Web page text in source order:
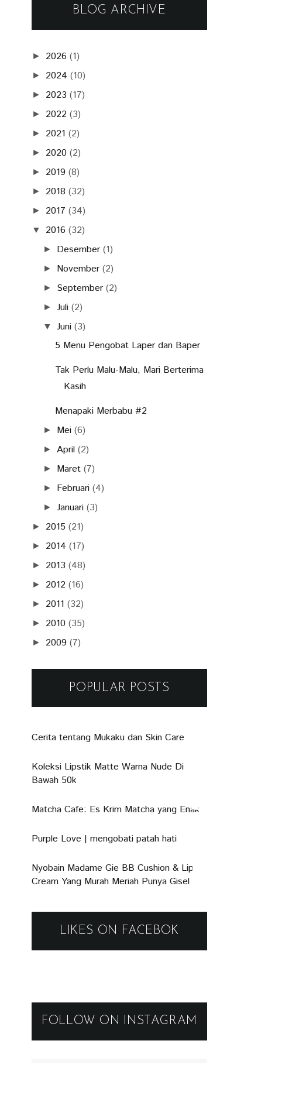
BLOG ARCHIVE
► 2026 (1)
► 2024 (10)
► 2023 (17)
► 2022 (3)
► 2021 (2)
► 2020 (2)
► 2019 (8)
► 2018 (32)
► 2017 (34)
▼ 2016 (32)
► Desember (1)
► November (2)
► September (2)
►Juli (2)
▼ Juni (3)
5 Menu Pengobat Laper dan Baper
Tak Perlu Malu-Malu, Mari Berterima
Kasih
Menapaki Merbabu #2
► Mei (6)
► April (2)
► Maret (7)
► Februari (4)
►Januari (3)
► 2015 (21)
► 2014 (17)
► 2013 (48)
► 2012 (16)
► 2011 (32)
► 2010 (35)
► 2009 (7)
POPULAR POSTS
Cerita tentang Mukaku dan Skin Care
Koleksi Lipstik Matte Warna Nude Di
Bawah 50k
Matcha Cafe: Es Krim Matcha yang Enak
Purple Love | mengobati patah hati
Nyobain Madame Gie BB Cushion & Lip
Cream Yang Murah Meriah Punya Gisel
LIKES ON FACEBOK
FOLLOW ON INSTAGRAM